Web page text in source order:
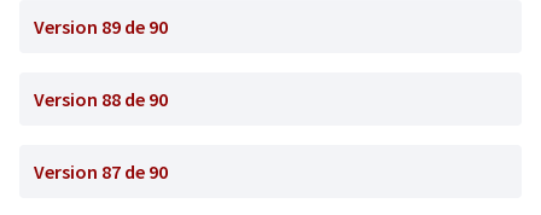
Version 89 de 90
Version 88 de 90
Version 87 de 90